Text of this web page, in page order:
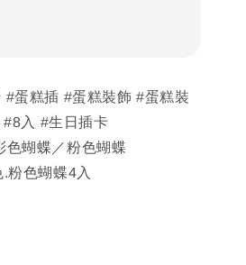
蛋糕插 #蛋糕裝飾 #蛋糕裝
入 #生日插卡
色蝴蝶／粉色蝴蝶
粉色蝴蝶4入